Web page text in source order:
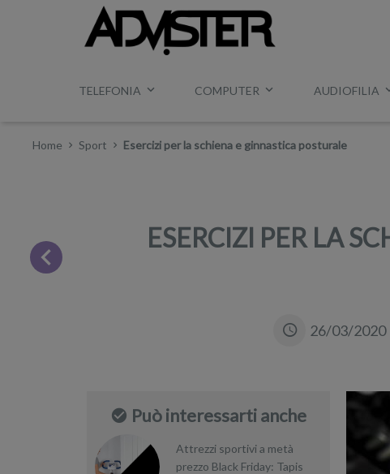
TELEFONIA COMPUTER AUDIOFILIA
Home Sport Esercizi per la schiena e ginnastica posturale
ESERCIZI PER LA
26/03/2020
Può interessarti anche
Attrezzi sportivi a metà
prezzo Black Friday: Tapis